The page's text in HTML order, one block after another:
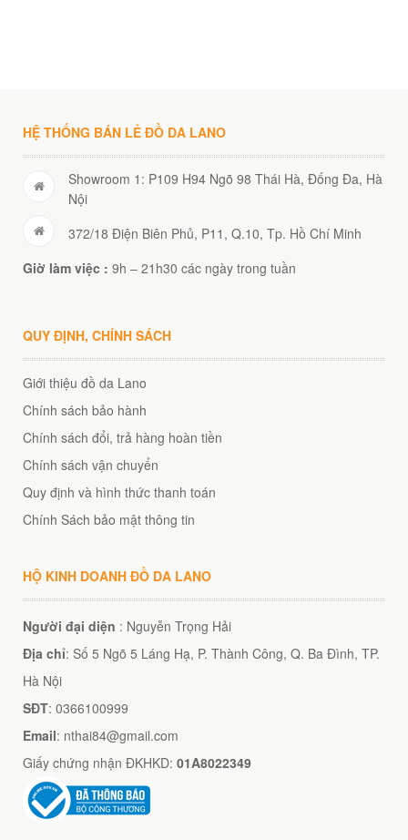
HỆ THỐNG BÁN LẺ ĐỒ DA LANO
Showroom 1: P109 H94 Ngõ 98 Thái Hà, Đống Đa, Hà
Nội
372/18 Điện Biên Phủ, P11, Q.10, Tp. Hồ Chí Minh
Giờ làm việc : 9h – 21h30 các ngày trong tuần
QUY ĐỊNH, CHÍNH SÁCH
Giới thiệu đồ da Lano
Chính sách bảo hành
Chính sách đổi, trả hàng hoàn tiền
Chính sách vận chuyển
Quy định và hình thức thanh toán
Chính Sách bảo mật thông tin
HỘ KINH DOANH ĐỒ DA LANO
Người đại diện : Nguyễn Trọng Hải
Địa chỉ: Số 5 Ngõ 5 Láng Hạ, P. Thành Công, Q. Ba Đình, TP.
Hà Nội
SĐT: 0366100999
Email: nthai84@gmail.com
Giấy chứng nhận ĐKHKD: 01A8022349